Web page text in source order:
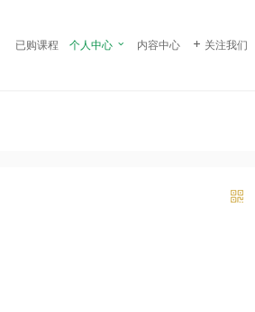
已购课程 个人中心  内容中心  关注我们